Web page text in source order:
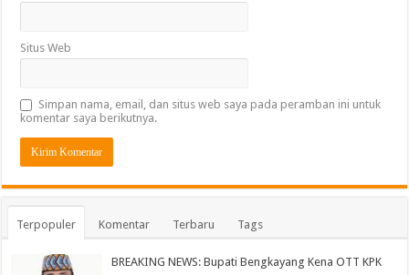
Situs Web
Simpan nama, email, dan situs web saya pada peramban ini untuk
komentar saya berikutnya.
Terpopuler Komentar Terbaru Tags
BREAKING NEWS: Bupati Bengkayang Kena OTT KPK